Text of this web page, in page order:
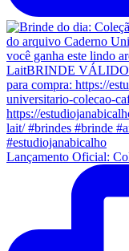
Lançamento Oficial: